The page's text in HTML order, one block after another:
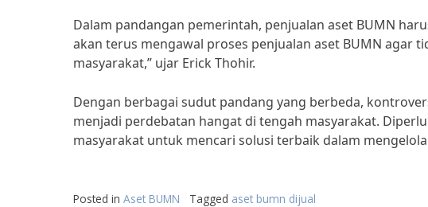
Dalam pandangan pemerintah, penjualan aset BUMN
akan terus mengawal proses penjualan aset BUMN agar
masyarakat,” ujar Erick Thohir.
Dengan berbagai sudut pandang yang berbeda,
menjadi perdebatan hangat di tengah masyarakat.
masyarakat untuk mencari solusi terbaik dalam
Posted in Aset BUMN Tagged aset bumn dijual